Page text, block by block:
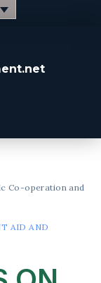
Co-operation and
AID AND